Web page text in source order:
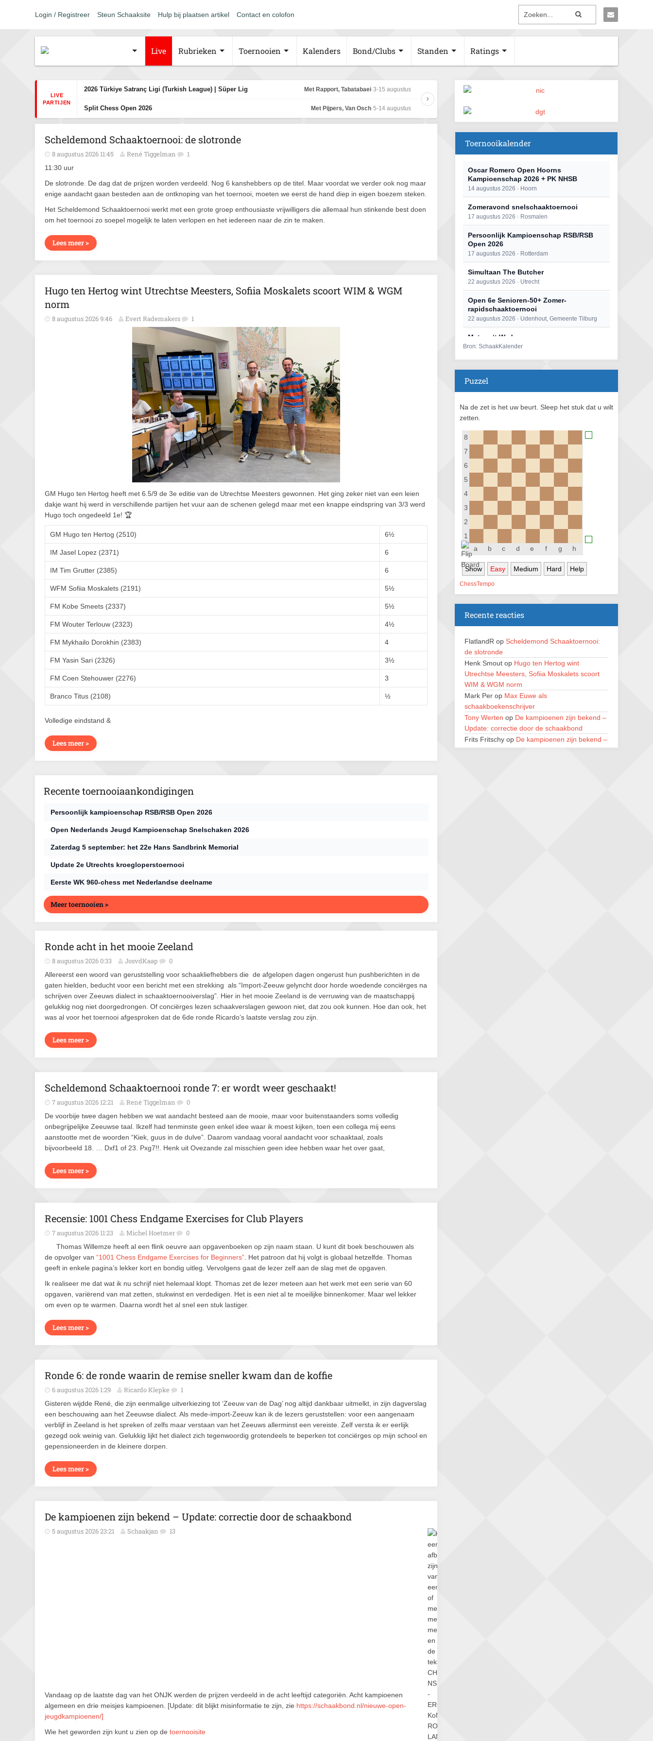
Login / Registreer Steun Schaaksite Hulp bij plaatsen artikel Contact en colofon
Live Rubrieken Toernooien Kalenders Bond/Clubs Standen Ratings
LIVE
PARTIJEN
2026 Türkiye Satranç Ligi (Turkish League) | Süper Lig Met Rapport, Tabatabaei·3-15 augustus
Split Chess Open 2026 Met Pijpers, Van Osch·5-14 augustus
Scheldemond Schaaktoernooi: de slotronde
8 augustus 2026 11:45 René Tiggelman 1
11:30 uur
De slotronde. De dag dat de prijzen worden verdeeld. Nog 6 kanshebbers op de titel. Maar voordat we verder ook nog maar
enige aandacht gaan besteden aan de ontknoping van het toernooi, moeten we eerst de hand diep in eigen boezem steken.
Het Scheldemond Schaaktoernooi werkt met een grote groep enthousiaste vrijwilligers die allemaal hun stinkende best doen
om het toernooi zo soepel mogelijk te laten verlopen en het iedereen naar de zin te maken.
Lees meer >
Hugo ten Hertog wint Utrechtse Meesters, Sofiia Moskalets scoort WIM & WGM
norm
8 augustus 2026 9:46 Evert Rademakers 1
GM Hugo ten Hertog heeft met 6.5/9 de 3e editie van de Utrechtse Meesters gewonnen. Het ging zeker niet van een leien
dakje want hij werd in verschillende partijen het vuur aan de schenen gelegd maar met een knappe eindspring van 3/3 werd
Hugo toch ongedeeld 1e! 🏆
GM Hugo ten Hertog (2510) 6½
IM Jasel Lopez (2371) 6
IM Tim Grutter (2385) 6
WFM Sofiia Moskalets (2191) 5½
FM Kobe Smeets (2337) 5½
FM Wouter Terlouw (2323) 4½
FM Mykhailo Dorokhin (2383) 4
FM Yasin Sari (2326) 3½
FM Coen Stehouwer (2276) 3
Branco Titus (2108) ½
Volledige eindstand &
Lees meer >
Recente toernooiaankondigingen
Persoonlijk kampioenschap RSB/RSB Open 2026
Open Nederlands Jeugd Kampioenschap Snelschaken 2026
Zaterdag 5 september: het 22e Hans Sandbrink Memorial
Update 2e Utrechts kroegloperstoernooi
Eerste WK 960-chess met Nederlandse deelname
Meer toernooien >
Ronde acht in het mooie Zeeland
8 augustus 2026 0:33 JosvdKaap 0
Allereerst een woord van geruststelling voor schaakliefhebbers die de afgelopen dagen ongerust hun pushberichten in de
gaten hielden, beducht voor een bericht met een strekking als “Import-Zeeuw gelyncht door horde woedende conciërges na
schrijven over Zeeuws dialect in schaaktoernooiverslag”. Hier in het mooie Zeeland is de verruwing van de maatschappij
gelukkig nog niet doorgedrongen. Of conciërges lezen schaakverslagen gewoon niet, dat zou ook kunnen. Hoe dan ook, het
was al voor het toernooi afgesproken dat de 6de ronde Ricardo’s laatste verslag zou zijn.
Lees meer >
Scheldemond Schaaktoernooi ronde 7: er wordt weer geschaakt!
7 augustus 2026 12:21 René Tiggelman 0
De voorbije twee dagen hebben we wat aandacht besteed aan de mooie, maar voor buitenstaanders soms volledig
onbegrijpelijke Zeeuwse taal. Ikzelf had tenminste geen enkel idee waar ik moest kijken, toen een collega mij eens
aanstootte met de woorden “Kiek, guus in de dulve”. Daarom vandaag vooral aandacht voor schaaktaal, zoals
bijvoorbeeld 18. … Dxf1 of 23. Pxg7!!. Henk uit Ovezande zal misschien geen idee hebben waar het over gaat,
Lees meer >
Recensie: 1001 Chess Endgame Exercises for Club Players
7 augustus 2026 11:23 Michel Hoetmer 0
Thomas Willemze heeft al een flink oeuvre aan opgaven­boeken op zijn naam staan. U kunt dit boek beschouwen als
de opvolger van “1001 Chess Endgame Exercises for Beginners” . Het patroon dat hij volgt is globaal hetzelfde. Thomas
geeft in enkele pagina’s lekker kort en bondig uitleg. Vervolgens gaat de lezer zelf aan de slag met de opgaven.
Ik realiseer me dat wat ik nu schrijf niet helemaal klopt. Thomas zet de lezer meteen aan het werk met een serie van 60
opgaven, variërend van mat zetten, stukwinst en verdedigen. Het is een niet al te moeilijke binnenkomer. Maar wel lekker
om even op te warmen. Daarna wordt het al snel een stuk lastiger.
Lees meer >
Ronde 6: de ronde waarin de remise sneller kwam dan de koffie
6 augustus 2026 1:29 Ricardo Klepke 1
Gisteren wijdde René, die zijn eenmalige uitverkiezing tot ‘Zeeuw van de Dag’ nog altijd dankbaar uitmelkt, in zijn dagverslag
een beschouwing aan het Zeeuwse dialect. Als mede-import-Zeeuw kan ik de lezers geruststellen: voor een aangenaam
verblijf in Zeeland is het spreken of zelfs maar verstaan van het Zeeuws allerminst een vereiste. Zelf versta ik er eerlijk
gezegd ook weinig van. Gelukkig lijkt het dialect zich tegenwoordig grotendeels te beperken tot conciërges op mijn school en
gepensioneerden in de kleinere dorpen.
Lees meer >
De kampioenen zijn bekend – Update: correctie door de schaakbond
5 augustus 2026 23:21 Schaakjan 13
Vandaag op de laatste dag van het ONJK werden de prijzen verdeeld in de acht leeftijd categoriën. Acht kampioenen
algemeen en drie meisjes kampioenen. [Update: dit blijkt misinformatie te zijn, zie https://schaakbond.nl/nieuwe-open-
jeugdkampioenen/]
Wie het geworden zijn kunt u zien op de toernooisite
Toernooikalender
Oscar Romero Open Hoorns
Kampioenschap 2026 + PK NHSB
14 augustus 2026 · Hoorn
Zomeravond snelschaaktoernooi
17 augustus 2026 · Rosmalen
Persoonlijk Kampioenschap RSB/RSB
Open 2026
17 augustus 2026 · Rotterdam
Simultaan The Butcher
22 augustus 2026 · Utrecht
Open 6e Senioren-50+ Zomer-
rapidschaaktoernooi
22 augustus 2026 · Udenhout, Gemeente Tilburg
Mat op ‘t Wad
22 augustus 2026 · Den Burg, Texel
Open Eemlandtoernooi 2026
25 augustus 2026 · Bunschoten-Spakenburg
DSC Girls Night
27 augustus 2026 · Delft
28 augustus 2026 · Assen
28 augustus 2026 · Haarlem
28 augustus 2026 · Goirle
29 augustus 2026 · Amersfoort
Kroeg & Loper Leiden
30 augustus 2026 · Leiden
Open Jeugdkampioenschap Gouda 2026
5 september 2026 · Gouda
Jan Schut Rapidtoernooi
5 september 2026 · Groningen
SIOK Rapid Schaaktoernooi
5 september 2026 · Oosterhout
Kroeglopertoernooi Putten
5 september 2026 · Putten
29e Strandschaaktoernooi
Bron: SchaakKalender
Puzzel
Na de zet is het uw beurt. Sleep het stuk dat u wilt
zetten.
8
7
6
5
4
3
2
1
a
b c d e f g h
Show Easy Medium Hard Help
ChessTempo
Recente reacties
FlatlandR op Scheldemond Schaaktoernooi:
de slotronde
Henk Smout op Hugo ten Hertog wint
Utrechtse Meesters, Sofiia Moskalets scoort
WIM & WGM norm
Mark Per op Max Euwe als
schaakboekenschrijver
Tony Werten op De kampioenen zijn bekend –
Update: correctie door de schaakbond
Frits Fritschy op De kampioenen zijn bekend –
Update: correctie door de schaakbond